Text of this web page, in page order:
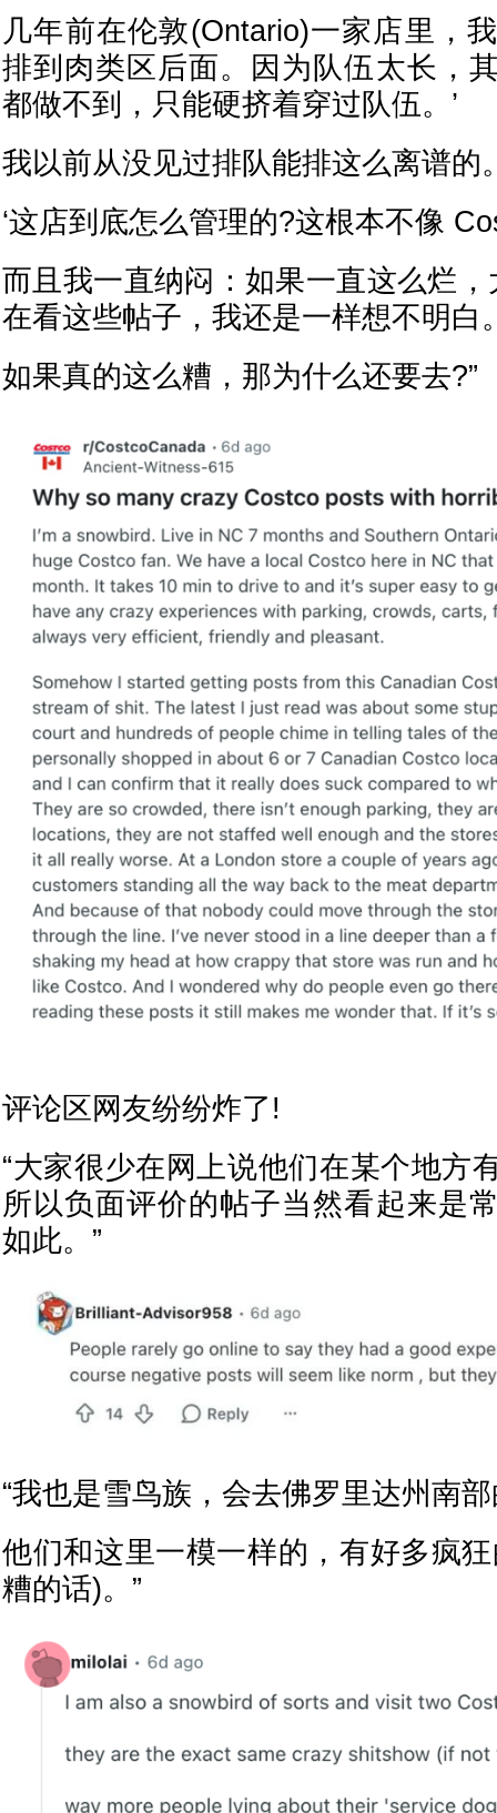
几年前在伦敦(Ontario)一家店里，
排到肉类区后面。因为队伍太长，
都做不到，只能硬挤着穿过队伍。’
我以前从没见过排队能排这么离谱的
‘这店到底怎么管理的?这根本不像
而且我一直纳闷：如果一直这么烂
在看这些帖子，我还是一样想不明白
如果真的这么糟，那为什么还要去?”
评论区网友纷纷炸了!
“大家很少在网上说他们在某个地方
所以负面评价的帖子当然看起来是
如此。”
“我也是雪鸟族，会去佛罗里达州南
他们和这里一模一样的，有好多疯
糟的话)。”